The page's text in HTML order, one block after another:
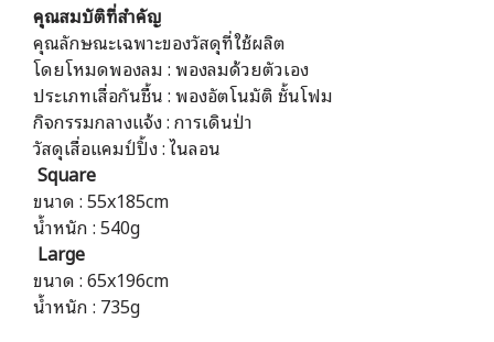
คุณสมบัติที่สำคัญ
คุณลักษณะเฉพาะของวัสดุที่ใช้ผลิต
โดยโหมดพองลม : พองลมด้วยตัวเอง
ประเภทเสื่อกันชื้น : พองอัตโนมัติ ชั้นโฟม
กิจกรรมกลางแจ้ง : การเดินป่า
วัสดุเสื่อแคมป์ปิ้ง : ไนลอน
Square
ขนาด : 55x185cm
น้ำหนัก : 540g
Large
ขนาด : 65x196cm
น้ำหนัก : 735g